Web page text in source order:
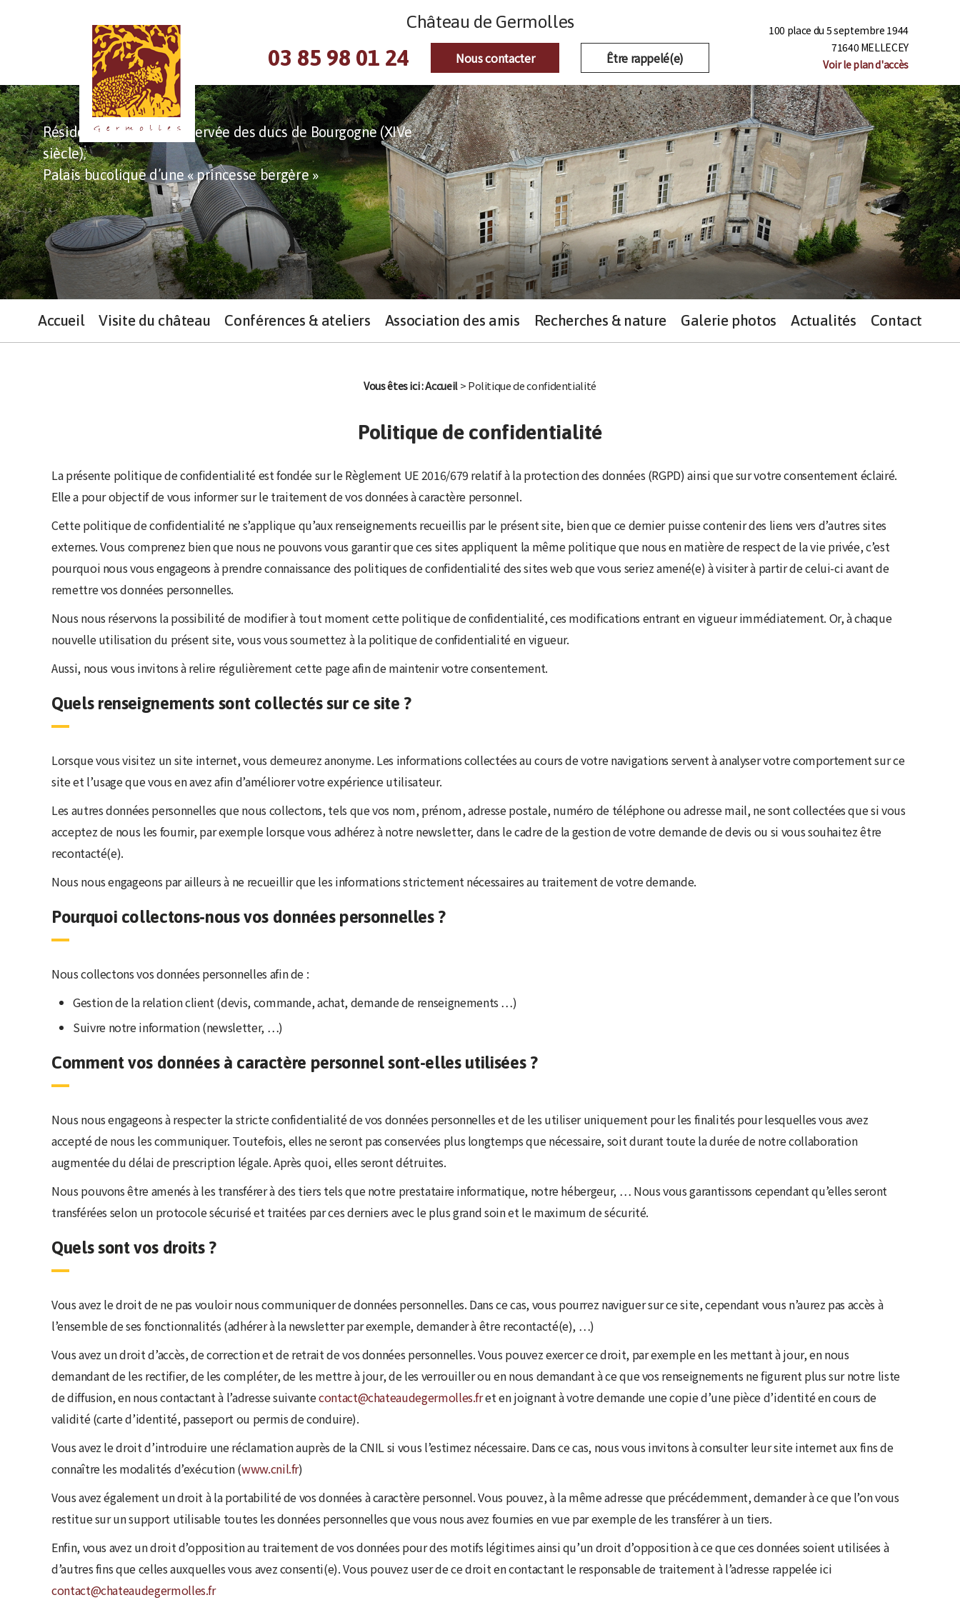
100 place du 5 septembre 1944
71640 MELLECEY
Voir le plan d'accès
Château de Germolles
03 85 98 01 24 Nous contacter Être rappelé(e)
Accueil Visite du château Conférences & ateliers Association des amis Recherches & nature Galerie photos Actualités Contact
Résidence la mieux conservée des ducs de Bourgogne (XIVe
siècle),
Palais bucolique d’une « princesse bergère »
Vous êtes ici :Accueil> Politique de confidentialité
Politique de confidentialité
La présente politique de confidentialité est fondée sur le Règlement UE 2016/679 relatif à la protection des données (RGPD) ainsi que sur votre consentement éclairé.
Elle a pour objectif de vous informer sur le traitement de vos données à caractère personnel.
Cette politique de confidentialité ne s’applique qu’aux renseignements recueillis par le présent site, bien que ce dernier puisse contenir des liens vers d’autres sites
externes. Vous comprenez bien que nous ne pouvons vous garantir que ces sites appliquent la même politique que nous en matière de respect de la vie privée, c’est
pourquoi nous vous engageons à prendre connaissance des politiques de confidentialité des sites web que vous seriez amené(e) à visiter à partir de celui-ci avant de
remettre vos données personnelles.
Nous nous réservons la possibilité de modifier à tout moment cette politique de confidentialité, ces modifications entrant en vigueur immédiatement. Or, à chaque
nouvelle utilisation du présent site, vous vous soumettez à la politique de confidentialité en vigueur.
Aussi, nous vous invitons à relire régulièrement cette page afin de maintenir votre consentement.
Quels renseignements sont collectés sur ce site ?
Lorsque vous visitez un site internet, vous demeurez anonyme. Les informations collectées au cours de votre navigations servent à analyser votre comportement sur ce
site et l’usage que vous en avez afin d’améliorer votre expérience utilisateur.
Les autres données personnelles que nous collectons, tels que vos nom, prénom, adresse postale, numéro de téléphone ou adresse mail, ne sont collectées que si vous
acceptez de nous les fournir, par exemple lorsque vous adhérez à notre newsletter, dans le cadre de la gestion de votre demande de devis ou si vous souhaitez être
recontacté(e).
Nous nous engageons par ailleurs à ne recueillir que les informations strictement nécessaires au traitement de votre demande.
Pourquoi collectons-nous vos données personnelles ?
Nous collectons vos données personnelles afin de :
Gestion de la relation client (devis, commande, achat, demande de renseignements …)
Suivre notre information (newsletter, …)
Comment vos données à caractère personnel sont-elles utilisées ?
Nous nous engageons à respecter la stricte confidentialité de vos données personnelles et de les utiliser uniquement pour les finalités pour lesquelles vous avez
accepté de nous les communiquer. Toutefois, elles ne seront pas conservées plus longtemps que nécessaire, soit durant toute la durée de notre collaboration
augmentée du délai de prescription légale. Après quoi, elles seront détruites.
Nous pouvons être amenés à les transférer à des tiers tels que notre prestataire informatique, notre hébergeur, … Nous vous garantissons cependant qu’elles seront
transférées selon un protocole sécurisé et traitées par ces derniers avec le plus grand soin et le maximum de sécurité.
Quels sont vos droits ?
Vous avez le droit de ne pas vouloir nous communiquer de données personnelles. Dans ce cas, vous pourrez naviguer sur ce site, cependant vous n’aurez pas accès à
l’ensemble de ses fonctionnalités (adhérer à la newsletter par exemple, demander à être recontacté(e), …)
Vous avez un droit d’accès, de correction et de retrait de vos données personnelles. Vous pouvez exercer ce droit, par exemple en les mettant à jour, en nous
demandant de les rectifier, de les compléter, de les mettre à jour, de les verrouiller ou en nous demandant à ce que vos renseignements ne figurent plus sur notre liste
de diffusion, en nous contactant à l’adresse suivantecontact@chateaudegermolles.fret en joignant à votre demande une copie d’une pièce d’identité en cours de
validité (carte d’identité, passeport ou permis de conduire).
Vous avez le droit d’introduire une réclamation auprès de la CNIL si vous l’estimez nécessaire. Dans ce cas, nous vous invitons à consulter leur site internet aux fins de
connaître les modalités d’exécution (www.cnil.fr)
Vous avez également un droit à la portabilité de vos données à caractère personnel. Vous pouvez, à la même adresse que précédemment, demander à ce que l’on vous
restitue sur un support utilisable toutes les données personnelles que vous nous avez fournies en vue par exemple de les transférer à un tiers.
Enfin, vous avez un droit d’opposition au traitement de vos données pour des motifs légitimes ainsi qu’un droit d’opposition à ce que ces données soient utilisées à
d’autres fins que celles auxquelles vous avez consenti(e). Vous pouvez user de ce droit en contactant le responsable de traitement à l’adresse rappelée ici
contact@chateaudegermolles.fr